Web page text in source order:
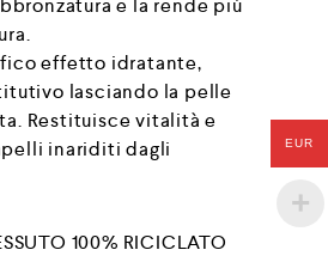
e la rende più
effetto idratante,
lasciando la pelle
Restituisce vitalità e
inariditi dagli
100% RICICLATO
EUR